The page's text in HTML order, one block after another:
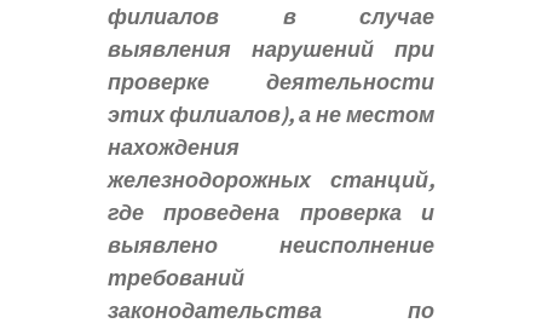
филиалов в случае
выявления нарушений при
проверке деятельности
этих филиалов), а не местом
нахождения
железнодорожных станций,
где проведена проверка и
выявлено неисполнение
требований
законодательства по